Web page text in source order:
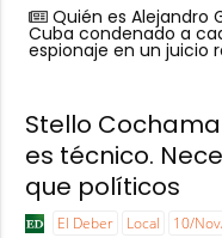
Quién es Alejandro
Cuba condenado a
espionaje en un juicio
Stello
es técnico.
que políticos
El Deber Local 10/